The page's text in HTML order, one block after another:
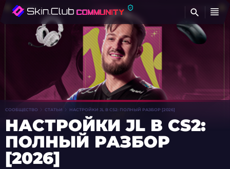
СООБЩЕСТВО СТАТЬИ НАСТРОЙКИ JL В CS2: ПОЛНЫЙ РАЗБОР [2026]
НАСТРОЙКИ JL В CS2:
ПОЛНЫЙ РАЗБОР
[2026]